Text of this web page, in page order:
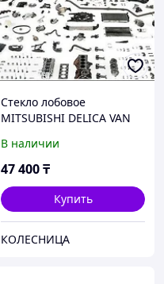
Стекло лобовое
MITSUBISHI DELICA VAN
В наличии
47 400₸
Купить
КОЛЕСНИЦА